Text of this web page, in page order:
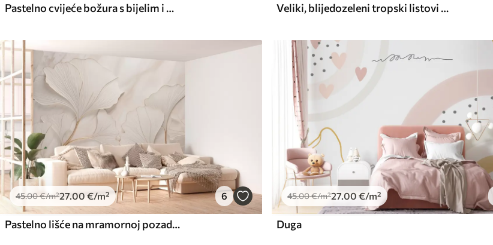
Premium vinil Peel and Stick
Pastelno cvijeće božura s bijelim i bež delikatnim laticama i bijelim linijama na svijetlo bež pozadini Veliki, blijedozeleni tropski listovi s mekim, pastelnim bojama, teksturirana umjetnost
45.00€/m²27.00 €/m² 6
Pastelno lišće na mramornoj pozadini u bež tonovima
45.00€/m²27.00 €/m²
Duga